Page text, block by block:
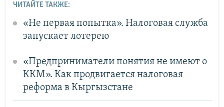
ЧИТАЙТЕ ТАКЖЕ:
«Не первая попытка». Налоговая служба
запускает лотерею
«Предприниматели понятия не имеют о
ККМ». Как продвигается налоговая
реформа в Кыргызстане